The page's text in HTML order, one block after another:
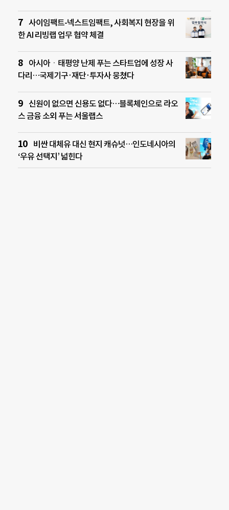
사이임팩트-넥스트임팩트, 사회복지 현장을 위
한 AI 리빙랩 업무 협약 체결
아시아ㆍ태평양 난제 푸는 스타트업에 성장 사
다리…국제기구·재단·투자사 뭉쳤다
신원이 없으면 신용도 없다…블록체인으로 라오
스 금융 소외 푸는 서울랩스
비싼 대체유 대신 현지 캐슈넛…인도네시아의
‘우유 선택지’ 넓힌다